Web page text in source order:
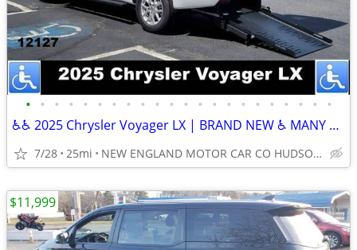
• • • • • • • • • • • • • • • • • • • • • •
♿♿ 2025 Chrysler Voyager LX | BRAND NEW ♿ MANY ON LOT
7/28 25mi NEW ENGLAND MOTOR CAR CO HUDSON NH
$11,999